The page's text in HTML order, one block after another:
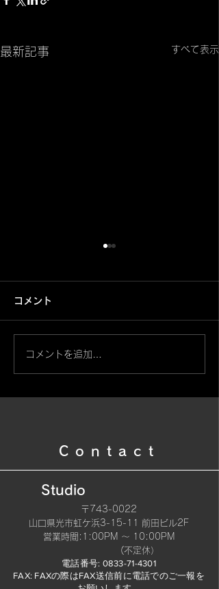
最新記事 すべて表示
般若・天狗面と桜【左
コメント
コメントを追加…
Contact
Studio
〒743-0022
山口県光市虹ケ浜3-15-11 前田ビル2F
​営業時間:1:00PM 〜 10:00PM
(不定休）
電話番号: 0833-71-4301
FAX: FAXの際はFAX送信前に電話でのご一報を